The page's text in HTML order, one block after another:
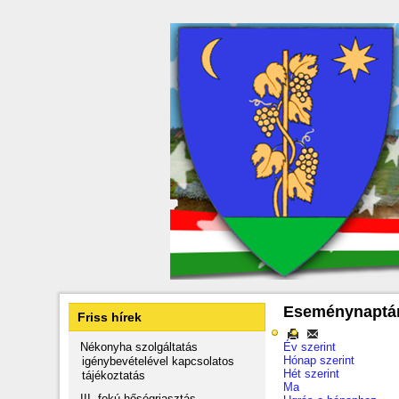
Friss hírek
Nékonyha szolgáltatás
igénybevételével kapcsolatos
tájékoztatás
Év szerint
Hónap szerint
Hét szerint
Ma